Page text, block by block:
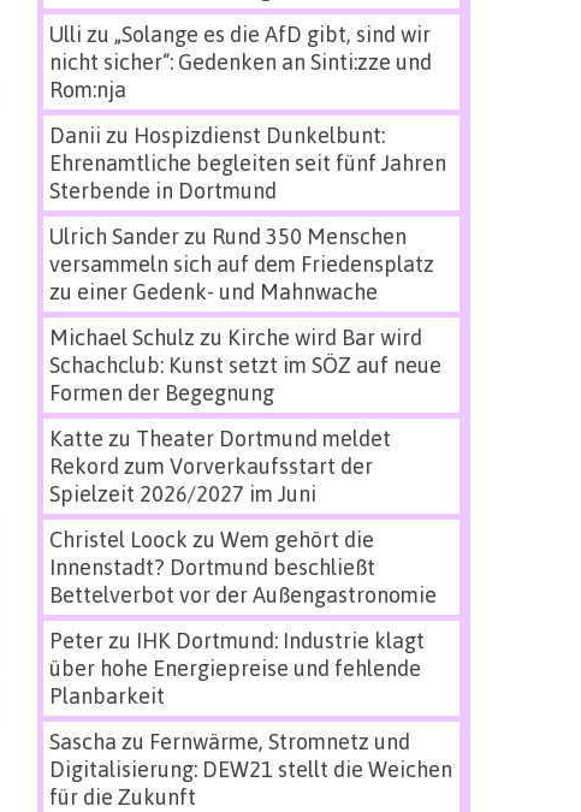
Ulli zu „Solange es die AfD gibt, sind wir
nicht sicher“: Gedenken an Sinti:zze und
Rom:nja
Danii zu Hospizdienst Dunkelbunt:
Ehrenamtliche begleiten seit fünf Jahren
Sterbende in Dortmund
Ulrich Sanderzu Rund 350 Menschen
versammeln sich auf dem Friedensplatz
zu einer Gedenk- und Mahnwache
Michael Schulz zu Kirche wird Bar wird
Schachclub: Kunst setzt im SÖZ auf neue
Formen der Begegnung
Katte zu Theater Dortmund meldet
Rekord zum Vorverkaufsstart der
Spielzeit 2026/2027 im Juni
Christel Loock zu Wem gehört die
Innenstadt? Dortmund beschließt
Bettelverbot vor der Außengastronomie
Peterzu IHK Dortmund: Industrie klagt
über hohe Energiepreise und fehlende
Planbarkeit
Sascha zu Fernwärme, Stromnetz und
Digitalisierung: DEW21 stellt die Weichen
für die Zukunft